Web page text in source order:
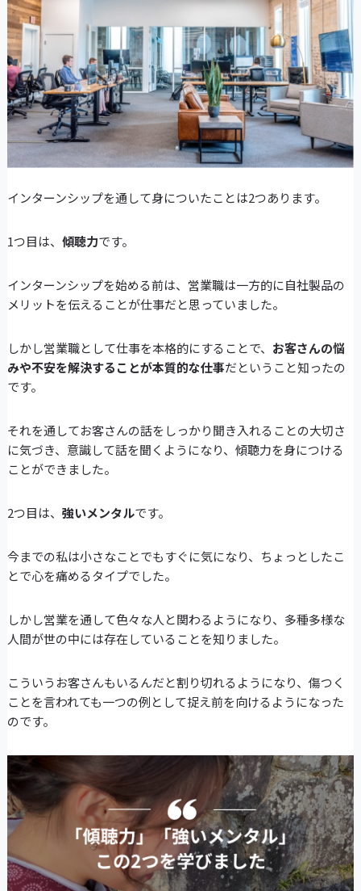
インターンシップを通して身についたことは2つあります。
1つ目は、 傾聴力です。
インターンシップを始める前は、営業職は一方的に自社製品の
メリットを伝えることが仕事だと思っていました。
しかし営業職として仕事を本格的にすることで、 お客さんの悩
みや不安を解決することが本質的な仕事だということ知ったの
です。
それを通してお客さんの話をしっかり聞き入れることの大切さ
に気づき、意識して話を聞くようになり、傾聴力を身につける
ことができました。
2つ目は、 強いメンタルです。
今までの私は小さなことでもすぐに気になり、ちょっとしたこ
とで心を痛めるタイプでした。
しかし営業を通して色々な人と関わるようになり、多種多様な
人間が世の中には存在していることを知りました。
こういうお客さんもいるんだと割り切れるようになり、傷つく
ことを言われても一つの例として捉え前を向けるようになった
のです。